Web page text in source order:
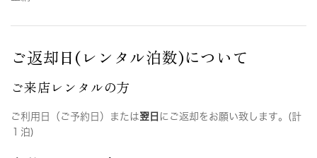
ご返却日(レンタル泊数)について
ご来店レンタルの方
ご利用日（ご予約日）または翌日 にご返却をお願い致します。(計
１泊)